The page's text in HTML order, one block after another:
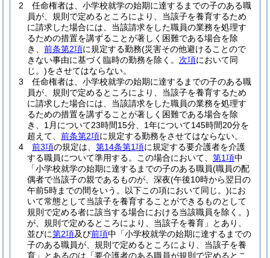
2
任命権者は、小学校就学の始期に達するまでの子のある職
員が、規則で定めるところにより、当該子を養育するため
に請求した場合には、当該請求をした職員の業務を処理す
るための措置を講ずることが著しく困難である場合を除
き、 前条第2項に規定する勤務(災害その他避けることので
きない事由に基づく臨時の勤務を除く。 次項において同
じ。)をさせてはならない。
3
任命権者は、小学校就学の始期に達するまでの子のある職
員が、規則で定めるところにより、当該子を養育するため
に請求した場合には、当該請求をした職員の業務を処理す
るための措置を講ずることが著しく困難である場合を除
き、1月について23時間15分、1年について145時間20分を
超えて、 前条第2項に規定する勤務をさせてはならない。
4
前3項の規定は、 第14条第1項に規定する要介護者を介護
する職員について準用する。
この場合において、 第1項中
「小学校就学の始期に達するまでの子のある職員(職員の配
偶者で当該子の親であるものが、深夜(午後10時から翌日の
午前5時までの間をいう。以下この項において同じ。)にお
いて常態として当該子を養育することができるものとして
規則で定める者に該当する場合における当該職員を除く。)
が、規則で定めるところにより、当該子を養育」とあり、
並びに第2項及び前項中「小学校就学の始期に達するまでの
子のある職員が、規則で定めるところにより、当該子を養
育」とあるのは「要介護者のある職員が規則で定めるとこ